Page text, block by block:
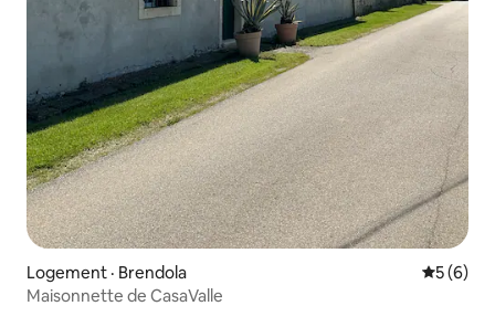
Logement · Brendola Note
5 (6)
Maisonnette de CasaValle